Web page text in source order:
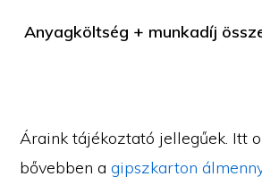
Anyagköltség + munkadíj
Áraink tájékoztató jellegűek. Itt
bővebben agipszkarton